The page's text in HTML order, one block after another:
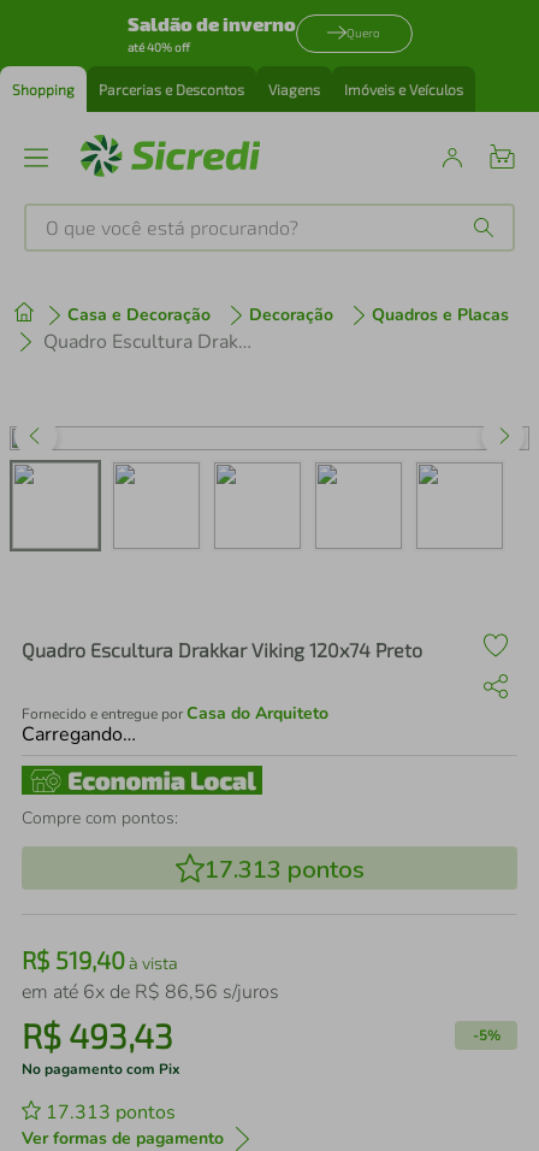
Saldão de inverno
até 40% off
Quero
Shopping Parcerias e Descontos Viagens Imóveis e Veículos
O que você está procurando?
Casa e Decoração Decoração Quadros e Placas
Quadro Escultura Drakkar Viking 120x74 Preto
Quadro Escultura Drakkar Viking 120x74 Preto
Fornecido e entregue porCasa do Arquiteto
Carregando…
Compre com pontos:
17.313 pontos
R$ 519,40à vista
em até 6x de R$ 86,56 s/juros
R$ 493,43 -5%
No pagamento com Pix
17.313 pontos
Ver formas de pagamento
1º tenis
perfume